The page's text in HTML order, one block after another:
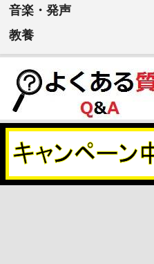
音楽・発声
教養